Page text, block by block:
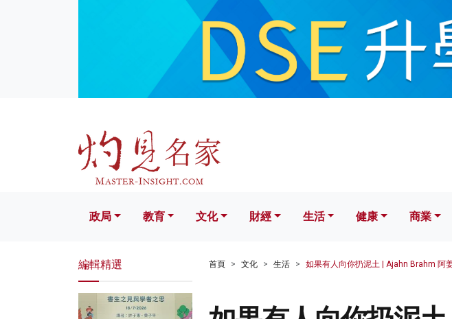
文化 財經 生活 健康
政局 教育 文化 財經 生活 健康 商業
首頁 文化 生活 如果有人向你扔泥土 | Ajahn Brahm 阿
編輯精選